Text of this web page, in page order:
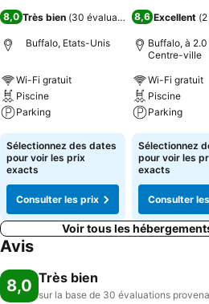
8,0 Très bien (30 évaluations)
Buffalo, Etats-Unis
Wi-Fi gratuit
Piscine
Parking
Consulter les prix
Sélectionnez des dates
pour voir les prix
exacts
Consulter les prix
8,6 Excellent (
Buffalo, à
Centre-ville
Wi-Fi gratuit
Piscine
Parking
Consulter
Sélectionnez
pour voir les
exacts
Consulter
Voir tous les
Avis
8,0 Très bien
sur la base de 30 évaluations